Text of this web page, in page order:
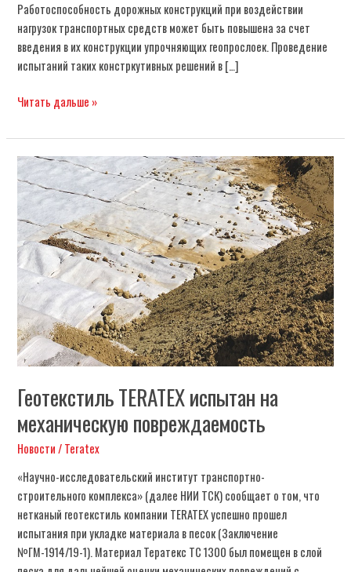
Работоспособность дорожных конструкций при воздействии
нагрузок транспортных средств может быть повышена за счет
введения в их конструкции упрочняющих геопрослоек. Проведение
испытаний таких констркутивных решений в […]
Читать дальше »
Геотекстиль TERATEX испытан на
механическую повреждаемость
Новости/Teratex
«Научно-исследовательский институт транспортно-
строительного комплекса» (далее НИИ ТСК) сообщает о том, что
нетканый геотекстиль компании TERATEX успешно прошел
испытания при укладке материала в песок (Заключение
№ГМ-1914/19-1). Материал Тератекс ТС 1300 был помещен в слой
Геотекстиль
TERATEX
испытан
на
механическую
повреждаемость